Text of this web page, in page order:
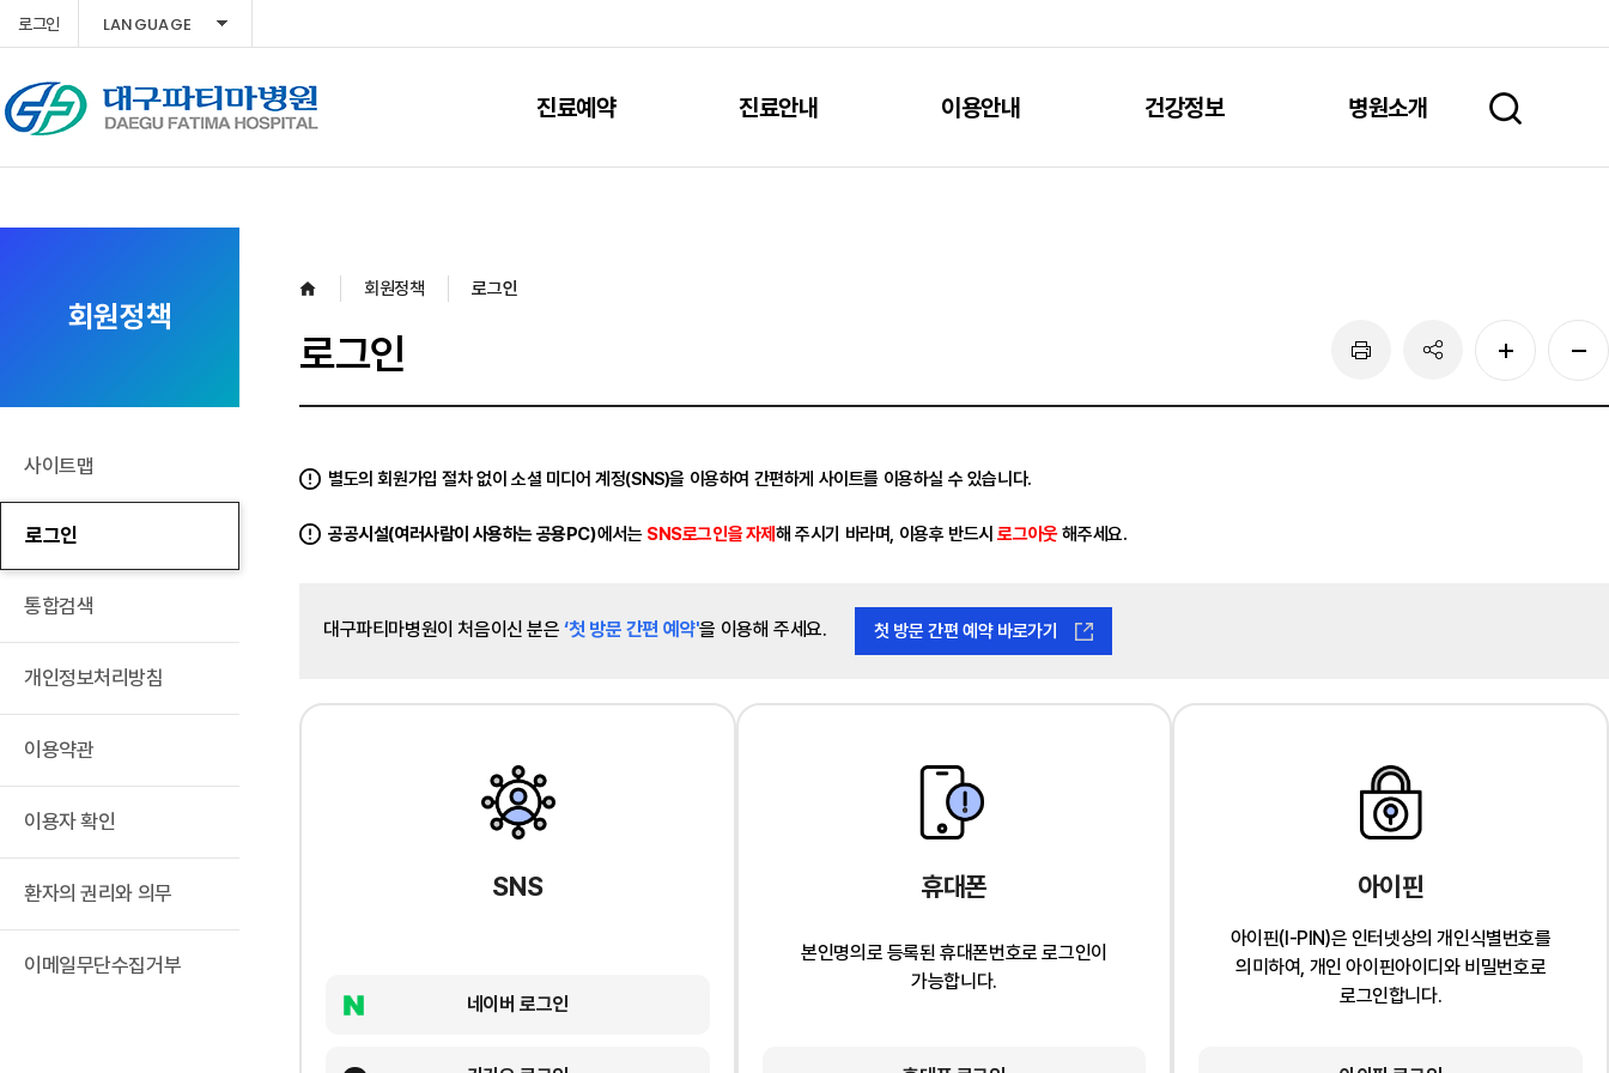
로그인 LANGUAGE
진료예약 진료안내 이용안내 건강정보 병원소개
회원정책
사이트맵
로그인
통합검색
개인정보처리방침
이용약관
이용자 확인
환자의 권리와 의무
이메일무단수집거부
로그인
회원정책 로그인
별도의 회원가입 절차 없이 소셜 미디어 계정(SNS)을 이용하여 간편하게 사이트를 이용하실 수 있습니다.
공공시설(여러사람이 사용하는 공용PC)에서는 SNS로그인을 자제해 주시기 바라며, 이용후 반드시로그아웃해주세요.
대구파티마병원이 처음이신 분은‘첫 방문 간편 예약'을 이용해 주세요. 첫 방문 간편 예약 바로가기
SNS
네이버 로그인
휴대폰
본인명의로 등록된 휴대폰번호로 로그인이
가능합니다.
아이핀
아이핀(I-PIN)은 인터넷상의 개인식별번호를
의미하여, 개인 아이핀아이디와 비밀번호로
로그인합니다.